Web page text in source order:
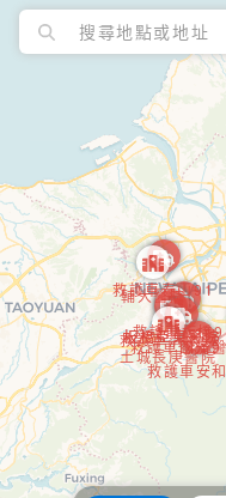
搜尋
救
醫院
救護
醫院
救
醫院
救護
醫院
救護車國光
土城長庚醫院
救護車安
慈濟
救護車清水92
板橋亞東醫院
救護車板橋
板橋亞東醫院
救護車泰山91
輔大醫院